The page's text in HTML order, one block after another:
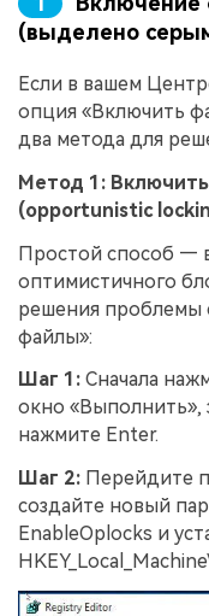
(выделено
Если в вашем
опция «Включить
два метода для
Метод 1:
(opportunistic
Простой способ —
оптимистичного
решения проблемы
файлы»:
Шаг 1: Сначала
окно «Выполнить»,
нажмите Enter.
Шаг 2: Перейдите
создайте новый
EnableOplocks и